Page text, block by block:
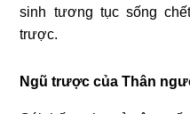
sinh tương tục sống
trược.
Ngũ trược của Thân